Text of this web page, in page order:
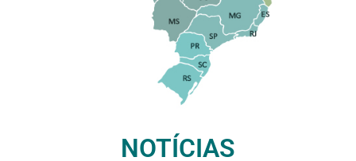
NOTÍCIAS